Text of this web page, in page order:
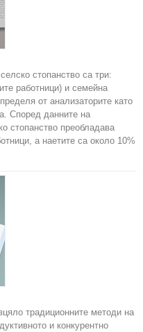
стопанство са три:
работници) и семейна
от анализаторите като
Според данните на
стопанство преобладава
а наетите са около 10%
традиционните методи на
и конкурентно